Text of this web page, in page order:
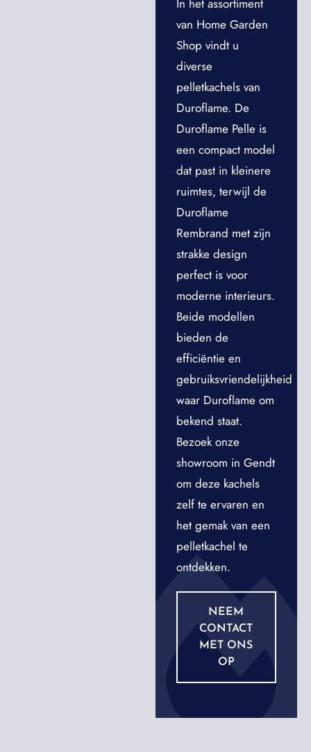
In het assortiment
van Home Garden
Shop vindt u
diverse
pelletkachels van
Duroflame. De
Duroflame Pelle is
een compact model
dat past in kleinere
ruimtes, terwijl de
Duroflame
Rembrand met zijn
strakke design
perfect is voor
moderne interieurs.
Beide modellen
bieden de
efficiëntie en
gebruiksvriendelijkheid
waar Duroflame om
bekend staat.
Bezoek onze
showroom in Gendt
om deze kachels
zelf te ervaren en
het gemak van een
pelletkachel te
ontdekken.
NEEM
CONTACT
MET ONS
OP